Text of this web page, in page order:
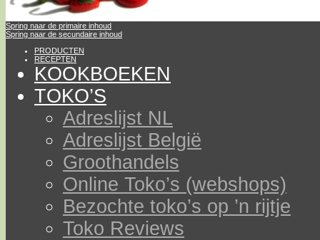
Spring naar de primaire inhoud
Spring naar de secundaire inhoud
PRODUCTEN
RECEPTEN
KOOKBOEKEN
TOKO’S
Adreslijst NL
Adreslijst België
Groothandels
Online Toko’s (webshops)
Bezochte toko’s op ’n rijtje
Toko Reviews